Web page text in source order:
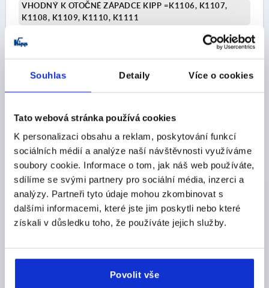
Souhlas Detaily Více o cookies
Tato webová stránka používá cookies
K personalizaci obsahu a reklam, poskytování funkcí
sociálních médií a analýze naší návštěvnosti využíváme
soubory cookie. Informace o tom, jak náš web používáte,
sdílíme se svými partnery pro sociální média, inzerci a
analýzy. Partneři tyto údaje mohou zkombinovat s
dalšími informacemi, které jste jim poskytli nebo které
získali v důsledku toho, že používáte jejich služby.
Povolit vše
VHODNÝ K OTOČNÉ ZÁPADCE KIPP =K1106, K1107,
K1108, K1109, K1110, K1111
bez DPH
DETAILY
K1114
JAZÝČEK S DORAZEM, ZALOMENO DOLŮ L=45, NEREZ
BEZ POVRCHOVÉ ÚPRAVY